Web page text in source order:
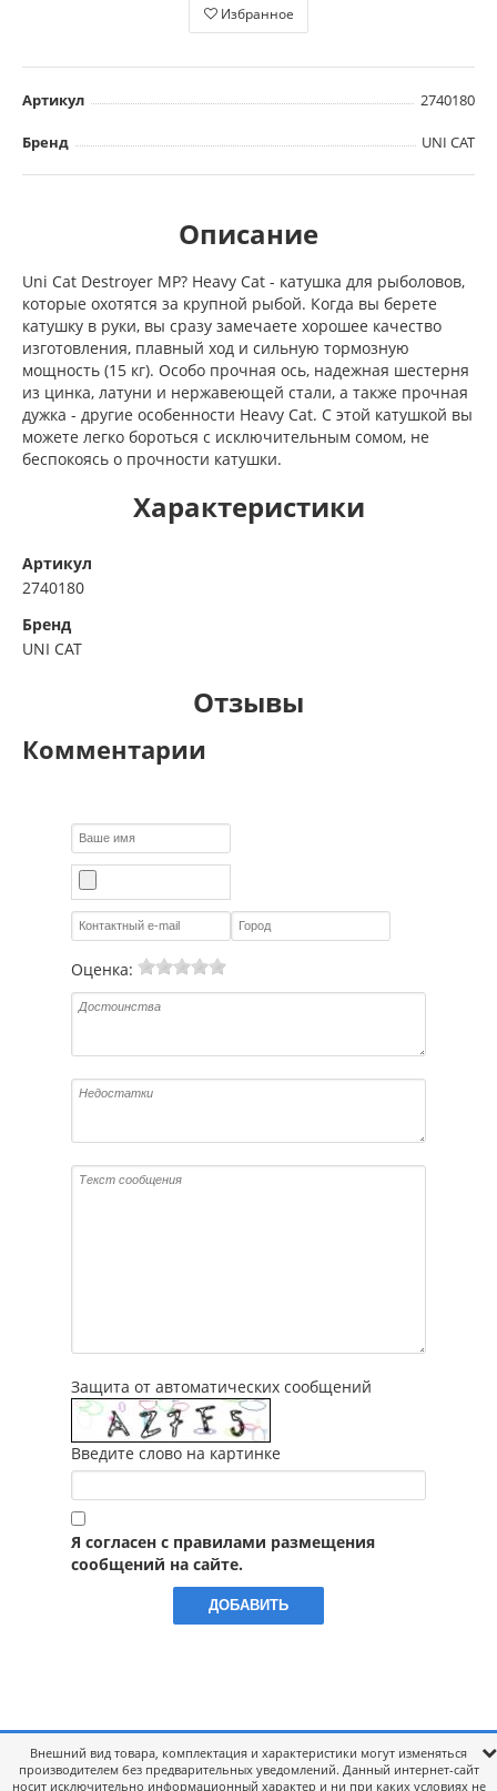
Избранное
Артикул 2740180
Бренд UNI CAT
Описание
Uni Cat Destroyer MP? Heavy Cat - катушка для рыболовов,
которые охотятся за крупной рыбой. Когда вы берете
катушку в руки, вы сразу замечаете хорошее качество
изготовления, плавный ход и сильную тормозную
мощность (15 кг). Особо прочная ось, надежная шестерня
из цинка, латуни и нержавеющей стали, а также прочная
дужка - другие особенности Heavy Cat. С этой катушкой вы
можете легко бороться с исключительным сомом, не
беспокоясь о прочности катушки.
Характеристики
Артикул
2740180
Бренд
UNI CAT
Отзывы
Комментарии
Оценка:
Защита от автоматических сообщений
Введите слово на картинке
Я согласен с правилами размещения
сообщений на сайте.
Внешний вид товара, комплектация и характеристики могут изменяться
производителем без предварительных уведомлений. Данный интернет-сайт
носит исключительно информационный характер и ни при каких условиях не